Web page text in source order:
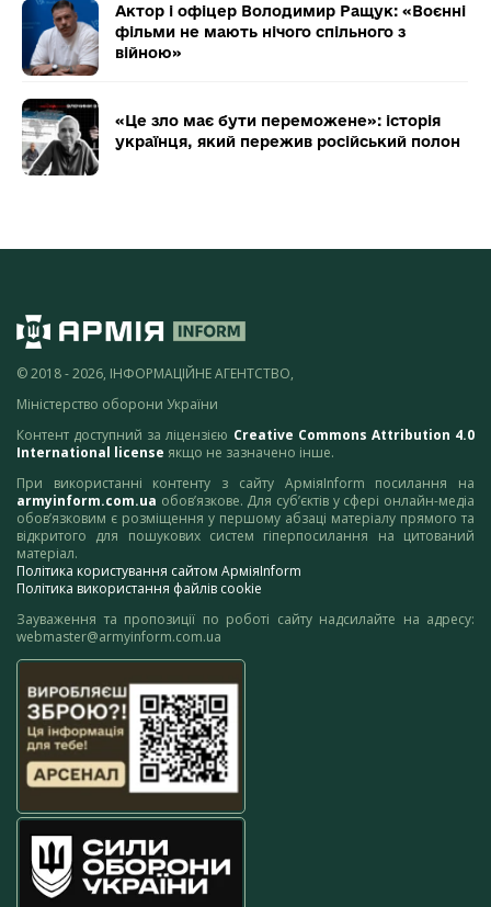
Актор і офіцер Володимир Ращук: «Воєнні
фільми не мають нічого спільного з
війною»
«Це зло має бути переможене»: історія
українця, який пережив російський полон
© 2018 - 2026, ІНФОРМАЦІЙНЕ АГЕНТСТВО,
Міністерство оборони України
Контент доступний за ліцензією Creative Commons Attribution 4.0
International license якщо не зазначено інше.
При використанні контенту з сайту АрміяInform посилання на
armyinform.com.ua обов’язкове. Для суб’єктів у сфері онлайн-медіа
обов’язковим є розміщення у першому абзаці матеріалу прямого та
відкритого для пошукових систем гіперпосилання на цитований
матеріал.
Політика користування сайтом АрміяInform
Політика використання файлів cookie
Зауваження та пропозиції по роботі сайту надсилайте на адресу:
webmaster@armyinform.com.ua